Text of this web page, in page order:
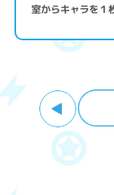
室からキャラを１